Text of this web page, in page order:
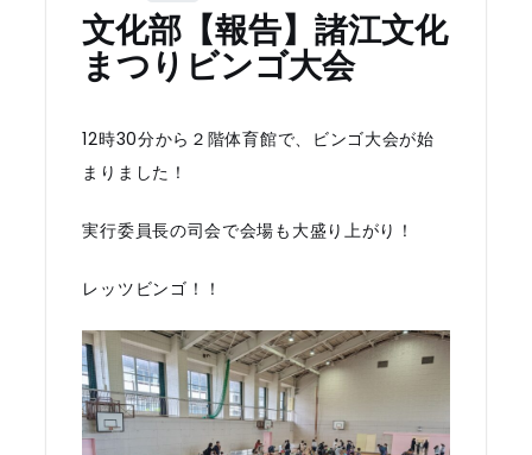
文化部【報告】諸江文化
まつりビンゴ大会
12時30分から２階体育館で、ビンゴ大会が始
まりました！
実行委員長の司会で会場も大盛り上がり！
レッツビンゴ！！